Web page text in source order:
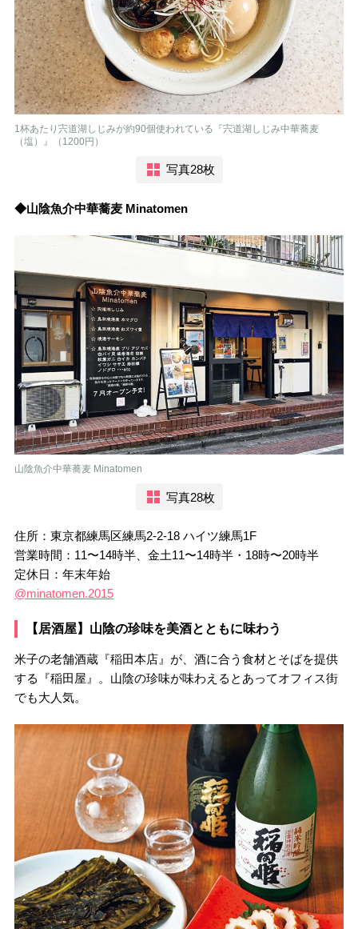
1杯あたり宍道湖しじみが約90個使われている『宍道湖しじみ中華蕎麦
（塩）』（1200円）
写真28枚
◆山陰魚介中華蕎麦 Minatomen
山陰魚介中華蕎麦 Minatomen
写真28枚
住所：東京都練馬区練馬2-2-18 ハイツ練馬1F
営業時間：11〜14時半、金土11〜14時半・18時〜20時半
定休日：年末年始
@minatomen.2015
【居酒屋】山陰の珍味を美酒とともに味わう
米子の老舗酒蔵『稲田本店』が、酒に合う食材とそばを提供
する『稲田屋』。山陰の珍味が味わえるとあってオフィス街
でも大人気。